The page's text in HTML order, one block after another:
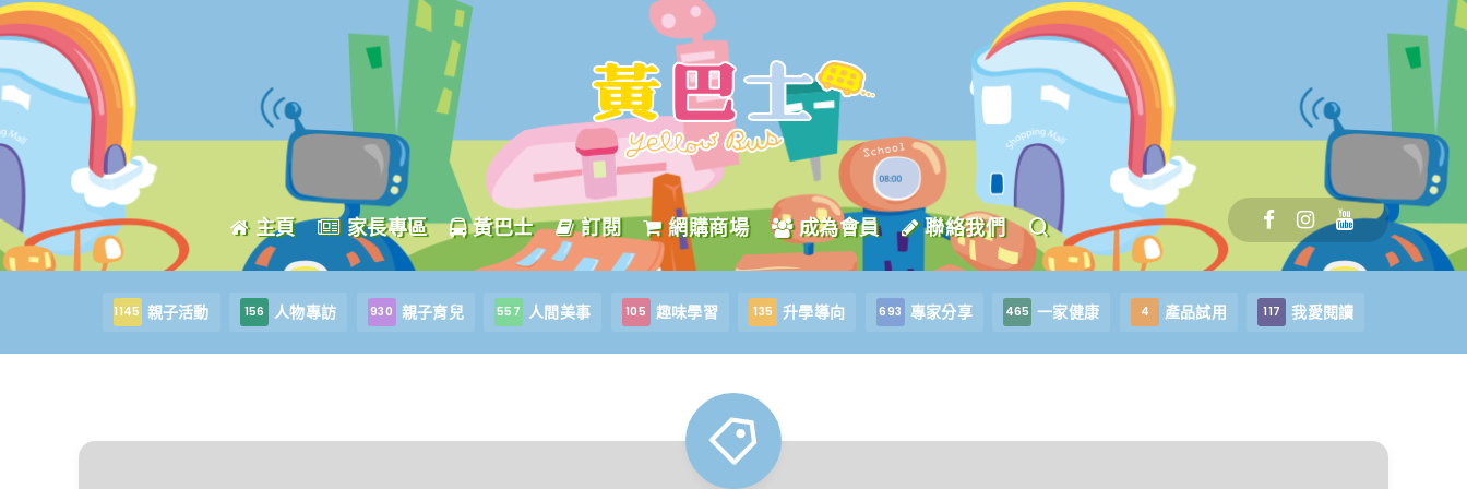
主頁 家長專區 黃巴士 訂閱 網購商場 成為會員 聯絡我們
1145 親子活動 156 人物專訪 930 親子育兒 557 人間美事 105 趣味學習 135 升學導向 693 專家分享 465 一家健康 4 產品試用 117 我愛閱讀